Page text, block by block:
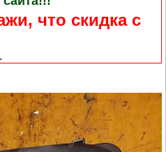
что скидка с